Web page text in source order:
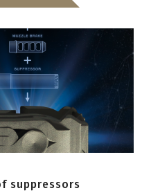
suppressors